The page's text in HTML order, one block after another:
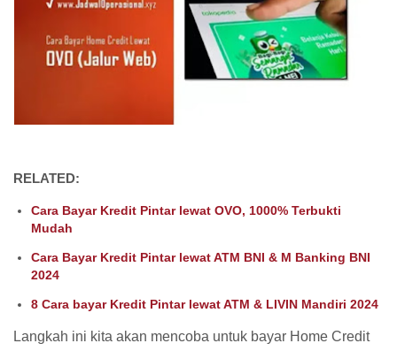
RELATED:
Cara Bayar Kredit Pintar lewat OVO, 1000% Terbukti
Mudah
Cara Bayar Kredit Pintar lewat ATM BNI & M Banking BNI
2024
8 Cara bayar Kredit Pintar lewat ATM & LIVIN Mandiri 2024
Langkah ini kita akan mencoba untuk bayar Home Credit